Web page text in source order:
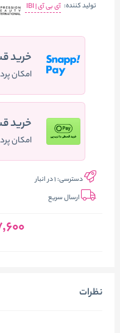
تولید کننده: آی بی آی | IBI
خرید
امکان
خرید
امکان
دسترسی:1 در انبار
ارسال سریع
نظرات